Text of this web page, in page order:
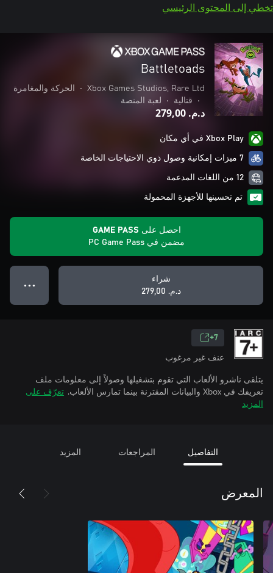
تخطي إلى المحتوى الرئيسي
Battletoads
Xbox Games Studios, Rare Ltd
•
الحركة والمغامرة
•
قتالية • لعبة المنصة
د.م.‏ 279,00
Xbox Play في أي مكان
7 ميزات إمكانية وصول ذوي الاحتياجات الخاصة
12 من اللغات المدعمة
تم تحسينها للأجهزة المحمولة
احصل على GAME PASS
مضمن في PC Game Pass
شراء
د.م.‏ 279,00
● ● ●
7+
عنف غير مرغوب
يتلقى ناشرو الألعاب التي تقوم بتشغيلها وصولاً إلى معلومات ملف
تعريفك في Xbox والبيانات المقترنة بينما تمارس الألعاب.
تعرّف على
المزيد
التفاصيل المراجعات المزيد
المعرض